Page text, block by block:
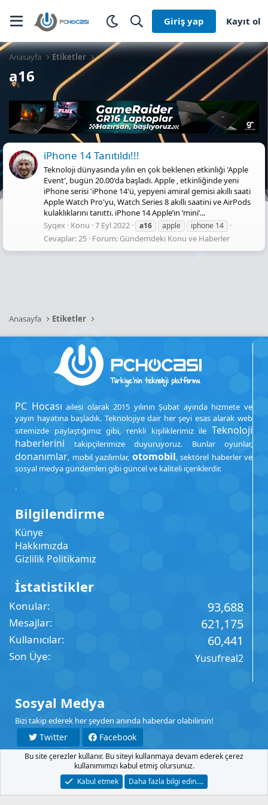
Giriş yap Kayıt ol
Anasayfa Etiketler
a16
iPhone 14 Tanıtıldı!!!
Teknoloji dünyasında yılın en çok beklenen etkinliği 'Apple
Event', bugün 20.00'da başladı. Apple , etkinliğinde yeni
iPhone serisi 'iPhone 14'ü, yepyeni amiral gemisi akıllı saati
Apple Watch Pro'yu, Watch Series 8 akıllı saatini ve AirPods
kulaklıklarını tanıttı. iPhone 14 Apple’ın ‘mini’...
Syqex Konu 7 Eyl 2022 a16 apple iphone 14
Cevaplar: 25 Forum: Gündemdeki Konu ve Haberler
Anasayfa Etiketler
PC Hocası ailesi olarak 2015 yılının Şubat ayında hizmete ve
yayın hayatına başladık. Teknolojiye dair her şeyi esas alarak web
sitemizde paylaştığımız gibi, renkli kişiliklerimiz ile Teknoloji
haberlerini takipçilerimize duyuruyoruz. Bunlar oyunlar,
donanımlar, mobil yazılımlar, otomobil, sektörel haberler ve
sosyal medya gündemleri gibi güncel ve kaliteli içeriklerdir.
.
Bilgilendirme
Künye
Hakkımızda
Gizlilik Politikamız
İstatistikler
Konular 93,688
Mesajlar 621,175
Kullanıcılar 60,441
Son Üye Yusufreal2
Sosyal Medya
Bizi takip ederek her şeyden anında haberdar olabilirsin!
Twitter
Facebook
YouTube
Instagram
Şartlar Gizlilik Yardım Anasayfa
R
Bu site çerezler kullanır. Bu siteyi kullanmaya devam ederek çerez
kullanımımızı kabul etmiş olursunuz.
Kabul etmek
Daha fazla bilgi edin.…